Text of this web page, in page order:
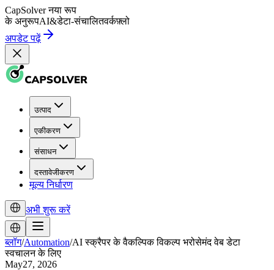
CapSolver नया रूप
के अनुरूपAI&डेटा-संचालितवर्कफ़्लो
अपडेट पढ़ें
उत्पाद
एकीकरण
संसाधन
दस्तावेजीकरण
मूल्य निर्धारण
अभी शुरू करें
ब्लॉग/Automation/AI स्क्रैपर के वैकल्पिक विकल्प भरोसेमंद वेब डेटा
स्वचालन के लिए
May27, 2026